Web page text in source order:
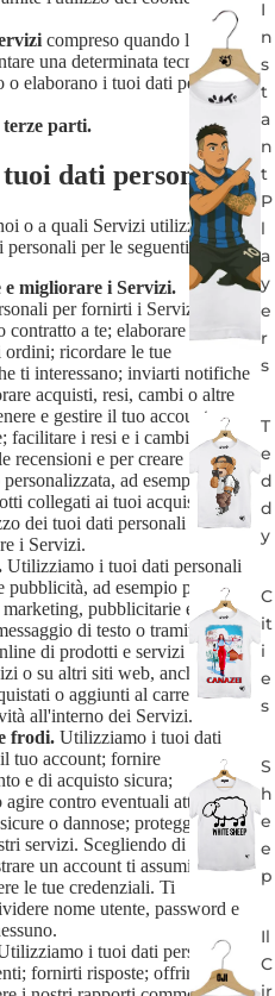
I
n
s
t
a
n
t
P
l
a
y
e
r
s
T
e
d
d
y
C
it
i
e
s
S
h
e
e
p
Il
C
ir
compreso quando li
una determinata tecnologia
o elaborano i tuoi dati personali
parti.
dati personali
o a quali Servizi utilizzi,
per le seguenti finalità:
migliorare i Servizi.
per fornirti i Servizi, oltre
a te; elaborare i tuoi
ordini; ricordare le tue
ti interessano; inviarti notifiche
acquisti, resi, cambi o altre
e gestire il tuo account;
facilitare i resi e i cambi;
recensioni e per creare
ad esempio con
collegati ai tuoi acquisti. Ciò
dei tuoi dati personali per
i Servizi.
Utilizziamo i tuoi dati personali
ad esempio per
pubblicitarie e
di testo o tramite posta,
di prodotti e servizi
o su altri siti web, anche in
o aggiunti al carrello in
all'interno dei Servizi.
frodi. Utilizziamo i tuoi dati
tuo account; fornire
e di acquisto sicura;
contro eventuali attività
o dannose; proteggere la
servizi. Scegliendo di
un account ti assumi la
le tue credenziali. Ti
nome utente, password e
i tuoi dati personali
fornirti risposte; offrirti